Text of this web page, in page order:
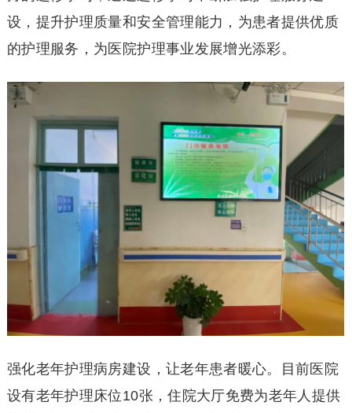
设，提升护理质量和安全管理能力，为患者提供优质
的护理服务，为医院护理事业发展增光添彩。
强化老年护理病房建设，让老年患者暖心。目前医院
设有老年护理床位10张，住院大厅免费为老年人提供